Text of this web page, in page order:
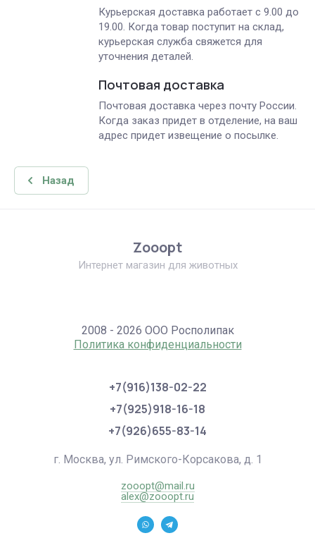
Курьерская доставка работает с 9.00 до
19.00. Когда товар поступит на склад,
курьерская служба свяжется для
уточнения деталей.
Почтовая доставка
Почтовая доставка через почту России.
Когда заказ придет в отделение, на ваш
адрес придет извещение о посылке.
Назад
Zooopt
Интернет магазин для животных
2008 - 2026 ООО Росполипак
Политика конфиденциальности
+7(916)138-02-22
+7(925)918-16-18
+7(926)655-83-14
г. Москва, ул. Римского-Корсакова, д. 1
zooopt@mail.ru
alex@zooopt.ru